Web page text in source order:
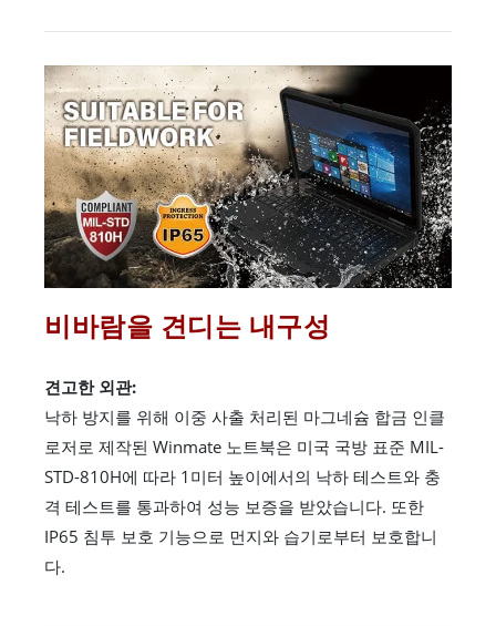
비바람을 견디는 내구성
견고한 외관:
낙하 방지를 위해 이중 사출 처리된 마그네슘 합금 인클
로저로 제작된 Winmate 노트북은 미국 국방 표준 MIL-
STD-810H에 따라 1미터 높이에서의 낙하 테스트와 충
격 테스트를 통과하여 성능 보증을 받았습니다. 또한
IP65 침투 보호 기능으로 먼지와 습기로부터 보호합니
다.